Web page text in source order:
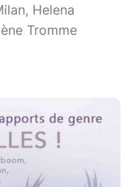
Helena
Tromme